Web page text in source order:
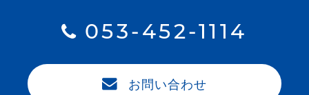
053-452-1114
お問い合わせ